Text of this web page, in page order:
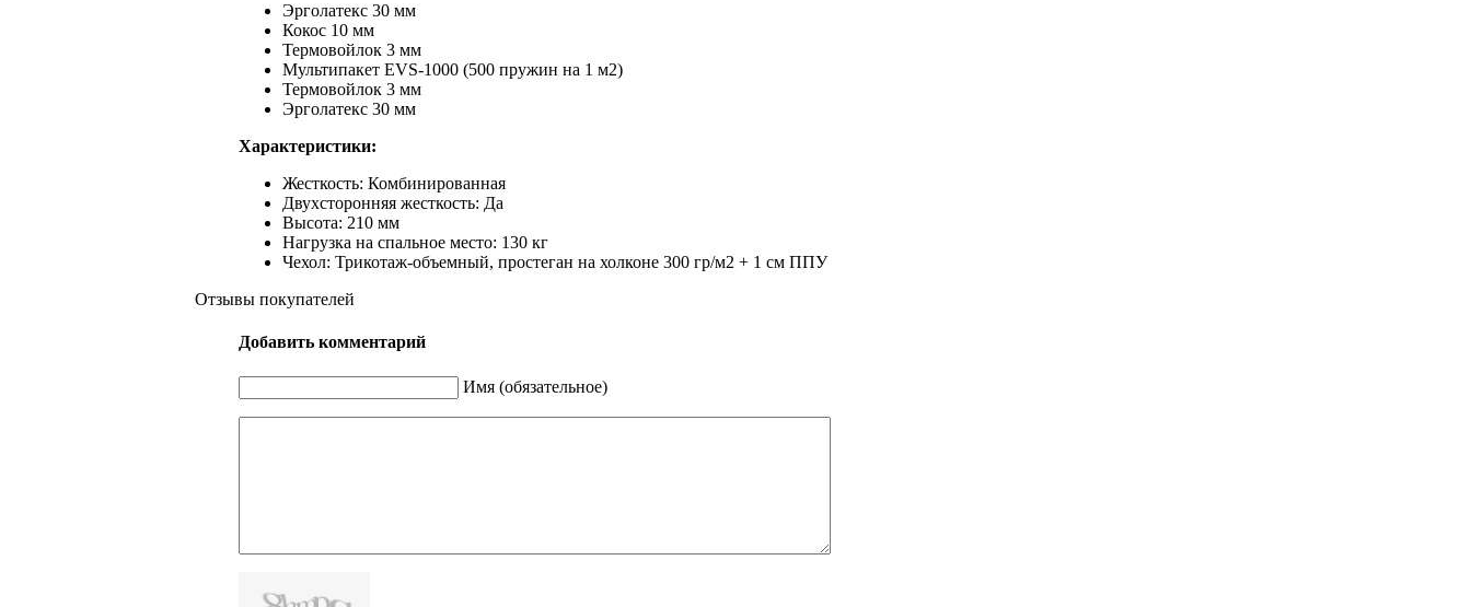
Эрголатекс 30 мм
Кокос 10 мм
Термовойлок 3 мм
Мультипакет EVS-1000 (500 пружин на 1 м2)
Термовойлок 3 мм
Эрголатекс 30 мм
Характеристики:
Жесткость: Комбинированная
Двухсторонняя жесткость: Да
Высота: 210 мм
Нагрузка на спальное место: 130 кг
Чехол: Трикотаж-объемный, простеган на холконе 300 гр/м2 + 1 см ППУ
Отзывы покупателей
Добавить комментарий
Имя (обязательное)